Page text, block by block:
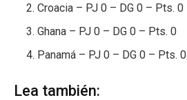
Croacia – PJ 0 – DG 0 – Pts. 0
Ghana – PJ 0 – DG 0 – Pts. 0
Panamá – PJ 0 – DG 0 – Pts. 0
Lea también: